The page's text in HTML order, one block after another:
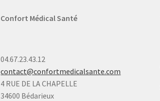
Confort Médical Santé
04.67.23.43.12
contact@confortmedicalsante.com
4 RUE DE LA CHAPELLE
34600 Bédarieux